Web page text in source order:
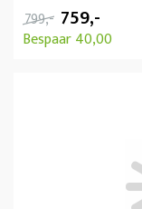
799,- 759,-
Bespaar 40,00